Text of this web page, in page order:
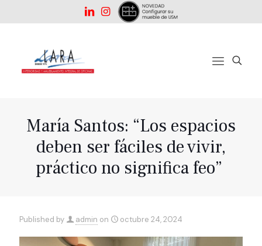
María Santos: “Los espacios
deben ser fáciles de vivir,
práctico no significa feo”
Published by admin on octubre 24, 2024